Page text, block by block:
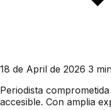
18 de April de 2026 3
Periodista
accesible. Con amplia